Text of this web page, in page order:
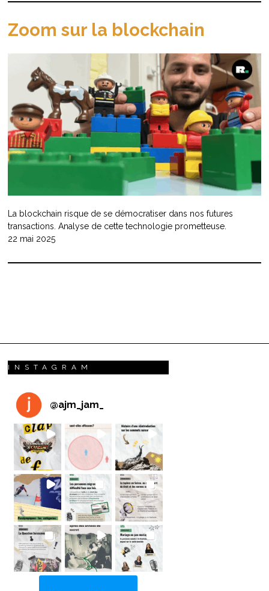
Zoom sur la blockchain
La blockchain risque de se démocratiser dans nos futures
transactions. Analyse de cette technologie prometteuse.
22 mai 2025
INSTAGRAM
@ajm_jam_